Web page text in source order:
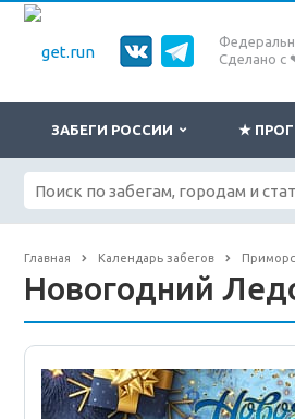
Сделано с
ЗАБЕГИ РОССИИ ★
Главная Календарь забегов
Новогодний